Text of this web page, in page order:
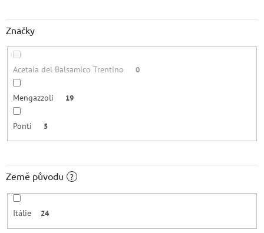
Značky
Acetaia del Balsamico Trentino 0
Mengazzoli 19
Ponti 5
Země původu ?
Itálie 24